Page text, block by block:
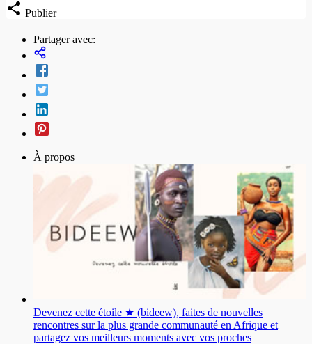
Publier
Partager avec:
À propos
Devenez cette étoile ★ (bideew), faites de nouvelles
rencontres sur la plus grande communauté en Afrique et
partagez vos meilleurs moments avec vos proches